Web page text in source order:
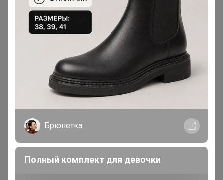
, добрый вечер! Подскажите, пожалуйста, лилии
можно в зиму посадить в открытый грунт? Или ждать
IvAnna
Магистр
В теме "Сезонные саженцы от "Семена для
Сибири"❗ Местный склад❗ не предзаказ:
заказали=получили (svet)"
Брюнетка
Полный комплект для девочки